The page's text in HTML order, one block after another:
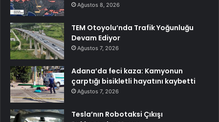
Ağustos 8, 2026
TEM Otoyolu’nda Trafik Yoğunluğu
Devam Ediyor
Ağustos 7, 2026
Adana’da feci kaza: Kamyonun
çarptığı bisikletli hayatını kaybetti
Ağustos 7, 2026
Tesla’nın Robotaksi Çıkışı